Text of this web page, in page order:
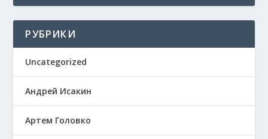
РУБРИКИ
Uncategorized
Андрей Исакин
Артем Головко